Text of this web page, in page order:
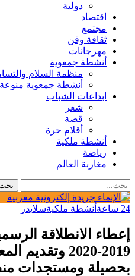
دولية
اقتصاد
مجتمع
ثقافة وفن
مهرجانات
أنشطة جمعوية
منظمة السلام
أنشطة جمعوية منوعة
ابداعات الشباب
شعر
قصة
أقلام حرة
أنشطة ملكية
رياضة
مغاربة العالم
24 ساعة أنشطة ملكيةسلايدر
إعطاء الانطلاقة
2019-2020
بحصيلة ومستجدات